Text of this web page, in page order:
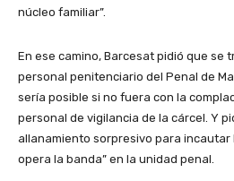
núcleo familiar”.
En ese camino, Barcesat pidió que se
personal penitenciario del Penal de
sería posible si no fuera con la
personal de vigilancia de la cárcel. Y
allanamiento sorpresivo para incautar
opera la banda” en la unidad penal.